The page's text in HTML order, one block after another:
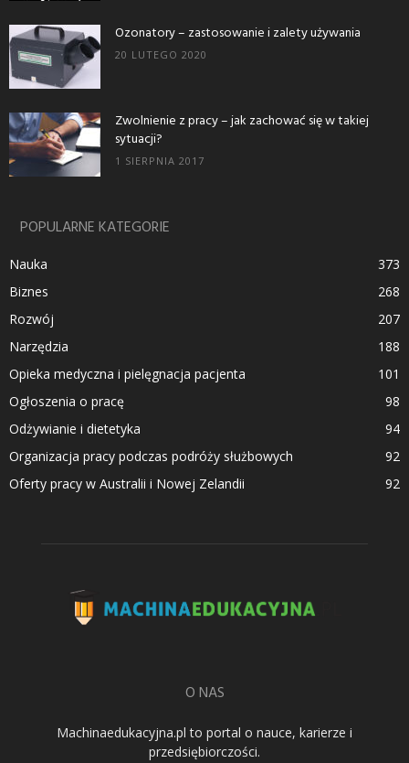
Ozonatory – zastosowanie i zalety używania
20 LUTEGO 2020
Zwolnienie z pracy – jak zachować się w takiej
sytuacji?
1 SIERPNIA 2017
POPULARNE KATEGORIE
Nauka
373
Biznes
268
Rozwój
207
Narzędzia
188
Opieka medyczna i pielęgnacja pacjenta
101
Ogłoszenia o pracę
98
Odżywianie i dietetyka
94
Organizacja pracy podczas podróży służbowych
92
Oferty pracy w Australii i Nowej Zelandii
92
O NAS
Machinaedukacyjna.pl to portal o nauce, karierze i
przedsiębiorczości.